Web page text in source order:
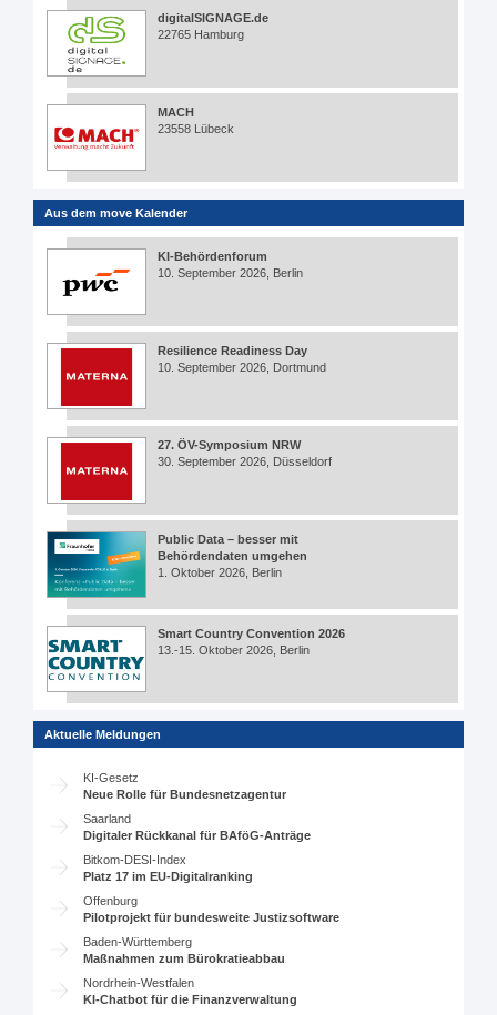
digitalSIGNAGE.de
22765 Hamburg
MACH
23558 Lübeck
Aus dem move Kalender
KI-Behördenforum
10. September 2026, Berlin
Resilience Readiness Day
10. September 2026, Dortmund
27. ÖV-Symposium NRW
30. September 2026, Düsseldorf
Public Data – besser mit
Behördendaten umgehen
1. Oktober 2026, Berlin
Smart Country Convention 2026
13.-15. Oktober 2026, Berlin
Aktuelle Meldungen
KI-Gesetz
Neue Rolle für Bundesnetzagentur
Saarland
Digitaler Rückkanal für BAföG-Anträge
Bitkom-DESI-Index
Platz 17 im EU-Digitalranking
Offenburg
Pilotprojekt für bundesweite Justizsoftware
Baden-Württemberg
Maßnahmen zum Bürokratieabbau
Nordrhein-Westfalen
KI-Chatbot für die Finanzverwaltung